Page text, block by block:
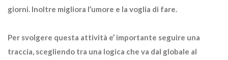
giorni. Inoltre migliora l’umore e la voglia di fare.
Per svolgere questa attività e’ importante seguire una
traccia, scegliendo tra una logica che va dal globale al